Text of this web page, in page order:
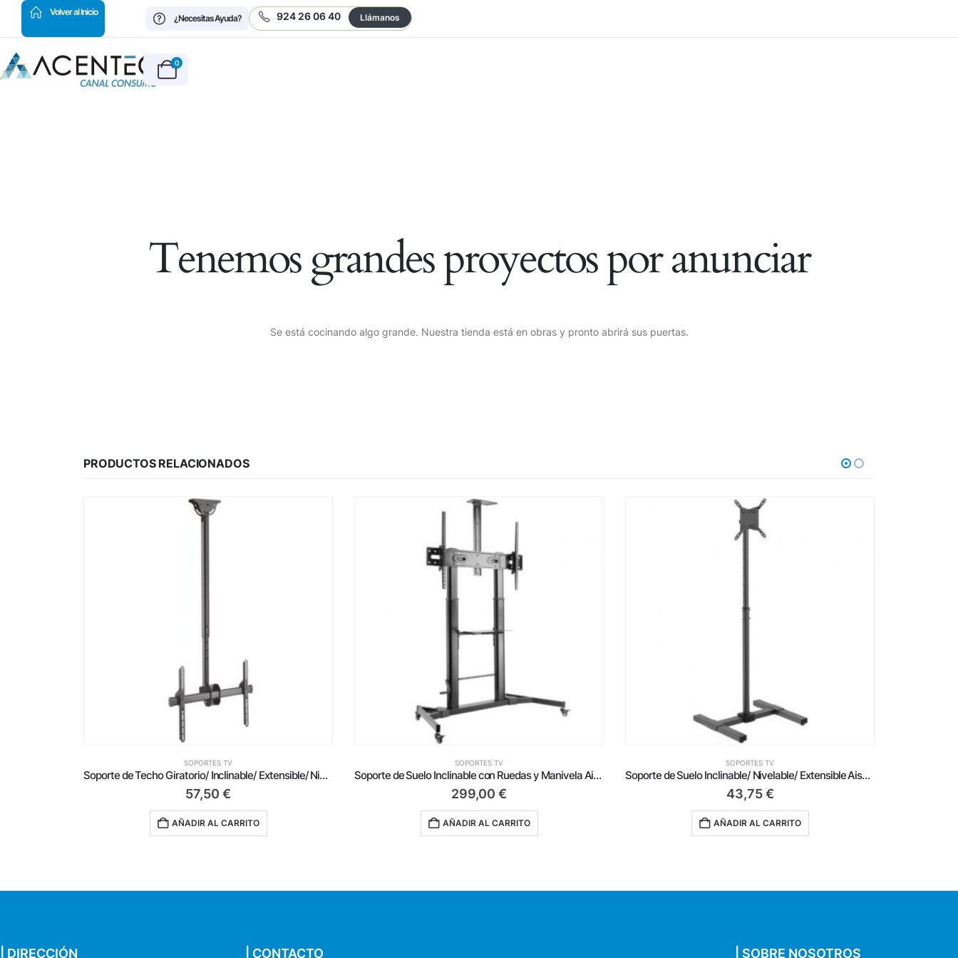
Volver al Inicio
¿Necesitas Ayuda?
924 26 06 40 Llámanos
0
Tenemos grandes proyectos por anunciar
Se está cocinando algo grande. Nuestra tienda está en obras y pronto abrirá sus puertas.
PRODUCTOS RELACIONADOS
SOPORTES TV
299,00
AÑADIR AL CARRITO
SOPORTES TV
Soporte de Suelo Inclinable/ Nivelable/ Extensible Aisens FT42TE-261 para TV de 13-42’/ hasta 20kg
43,75€
AÑADIR AL CARRITO
SOPORTES TV
68,50€
AÑADIR AL CARRITO
| DIRECCIÓN | CONTACTO | SOBRE NOSOTROS